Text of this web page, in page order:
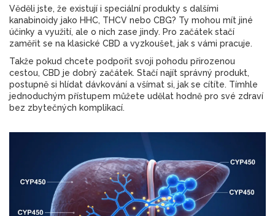
Věděli jste, že existují i speciální produkty s dalšími
kanabinoidy jako HHC, THCV nebo CBG? Ty mohou mít jiné
účinky a využití, ale o nich zase jindy. Pro začátek stačí
zaměřit se na klasické CBD a vyzkoušet, jak s vámi pracuje.
Takže pokud chcete podpořit svoji pohodu přirozenou
cestou, CBD je dobrý začátek. Stačí najít správný produkt,
postupně si hlídat dávkování a všímat si, jak se cítíte. Tímhle
jednoduchým přístupem můžete udělat hodně pro své zdraví
bez zbytečných komplikací.